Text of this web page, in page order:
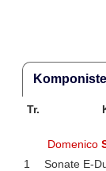
Tr.
Domenico
1
Sonate E-